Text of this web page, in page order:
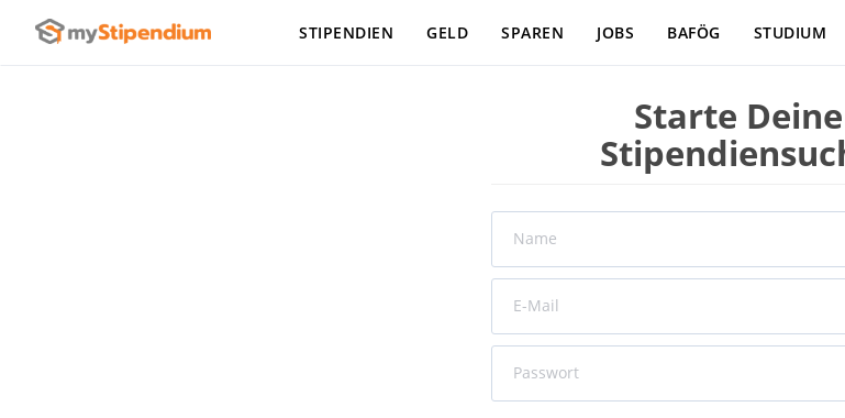
STIPENDIEN GELD SPAREN JOBS BAFÖG STUDIUM
Starte Deine
Name
E-Mail
Passwort